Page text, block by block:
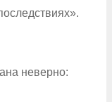
неверно: